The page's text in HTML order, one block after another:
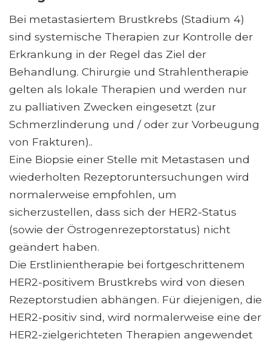
Bei metastasiertem Brustkrebs (Stadium 4)
sind systemische Therapien zur Kontrolle der
Erkrankung in der Regel das Ziel der
Behandlung. Chirurgie und Strahlentherapie
gelten als lokale Therapien und werden nur
zu palliativen Zwecken eingesetzt (zur
Schmerzlinderung und / oder zur Vorbeugung
von Frakturen)..
Eine Biopsie einer Stelle mit Metastasen und
wiederholten Rezeptoruntersuchungen wird
normalerweise empfohlen, um
sicherzustellen, dass sich der HER2-Status
(sowie der Östrogenrezeptorstatus) nicht
geändert haben.
Die Erstlinientherapie bei fortgeschrittenem
HER2-positivem Brustkrebs wird von diesen
Rezeptorstudien abhängen. Für diejenigen, die
HER2-positiv sind, wird normalerweise eine der
HER2-zielgerichteten Therapien angewendet